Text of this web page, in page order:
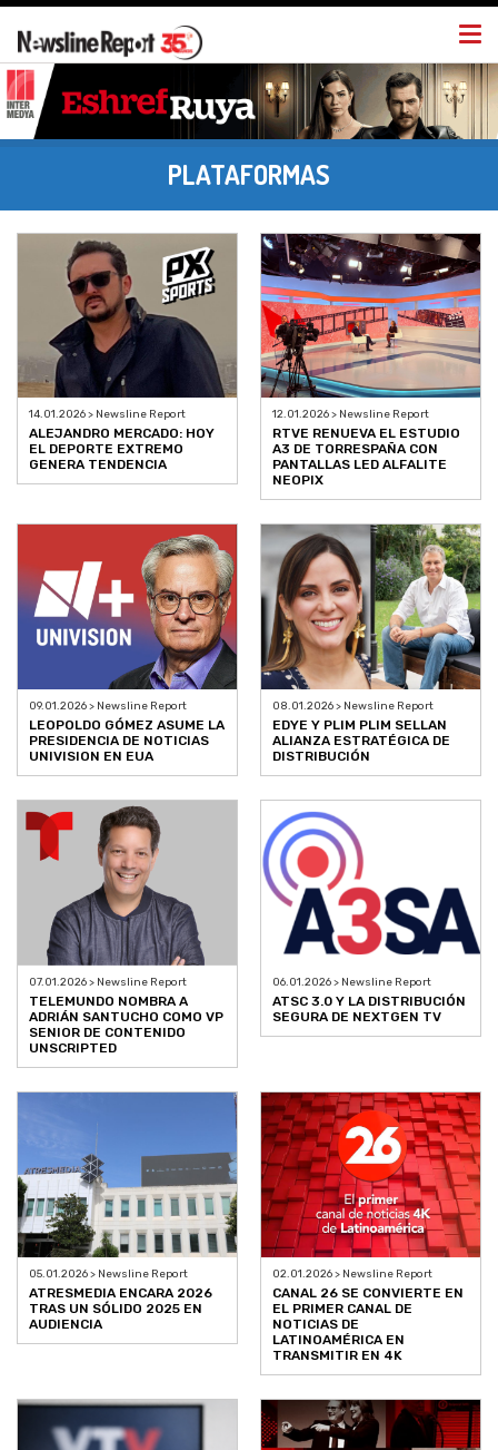
PLATAFORMAS
14.01.2026 > Newsline Report
ALEJANDRO MERCADO: HOY
EL DEPORTE EXTREMO
GENERA TENDENCIA
12.01.2026 > Newsline Report
RTVE RENUEVA EL ESTUDIO
A3 DE TORRESPAÑA CON
PANTALLAS LED ALFALITE
NEOPIX
09.01.2026 > Newsline Report
LEOPOLDO GÓMEZ ASUME LA
PRESIDENCIA DE NOTICIAS
UNIVISION EN EUA
08.01.2026 > Newsline Report
EDYE Y PLIM PLIM SELLAN
ALIANZA ESTRATÉGICA DE
DISTRIBUCIÓN
07.01.2026 > Newsline Report
TELEMUNDO NOMBRA A
ADRIÁN SANTUCHO COMO VP
SENIOR DE CONTENIDO
UNSCRIPTED
06.01.2026 > Newsline Report
ATSC 3.0 Y LA DISTRIBUCIÓN
SEGURA DE NEXTGEN TV
05.01.2026 > Newsline Report
ATRESMEDIA ENCARA 2026
TRAS UN SÓLIDO 2025 EN
AUDIENCIA
02.01.2026 > Newsline Report
CANAL 26 SE CONVIERTE EN
EL PRIMER CANAL DE
NOTICIAS DE
LATINOAMÉRICA EN
TRANSMITIR EN 4K